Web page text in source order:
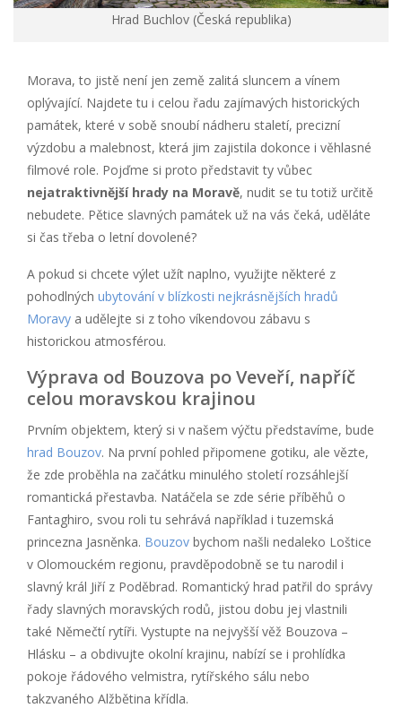
Hrad Buchlov (Česká republika)
Morava, to jistě není jen země zalitá sluncem a vínem
oplývající. Najdete tu i celou řadu zajímavých historických
památek, které v sobě snoubí nádheru staletí, precizní
výzdobu a malebnost, která jim zajistila dokonce i věhlasné
filmové role. Pojďme si proto představit ty vůbec
nejatraktivnější hrady na Moravě, nudit se tu totiž určitě
nebudete. Pětice slavných památek už na vás čeká, uděláte
si čas třeba o letní dovolené?
A pokud si chcete výlet užít naplno, využijte některé z
pohodlných ubytování v blízkosti nejkrásnějších hradů
Moravy a udělejte si z toho víkendovou zábavu s
historickou atmosférou.
Výprava od Bouzova po Veveří, napříč
celou moravskou krajinou
Prvním objektem, který si v našem výčtu představíme, bude
hrad Bouzov. Na první pohled připomene gotiku, ale vězte,
že zde proběhla na začátku minulého století rozsáhlejší
romantická přestavba. Natáčela se zde série příběhů o
Fantaghiro, svou roli tu sehrává například i tuzemská
princezna Jasněnka. Bouzov bychom našli nedaleko Loštice
v Olomouckém regionu, pravděpodobně se tu narodil i
slavný král Jiří z Poděbrad. Romantický hrad patřil do správy
řady slavných moravských rodů, jistou dobu jej vlastnili
také Němečtí rytíři. Vystupte na nejvyšší věž Bouzova –
Hlásku – a obdivujte okolní krajinu, nabízí se i prohlídka
pokoje řádového velmistra, rytířského sálu nebo
takzvaného Alžbětina křídla.